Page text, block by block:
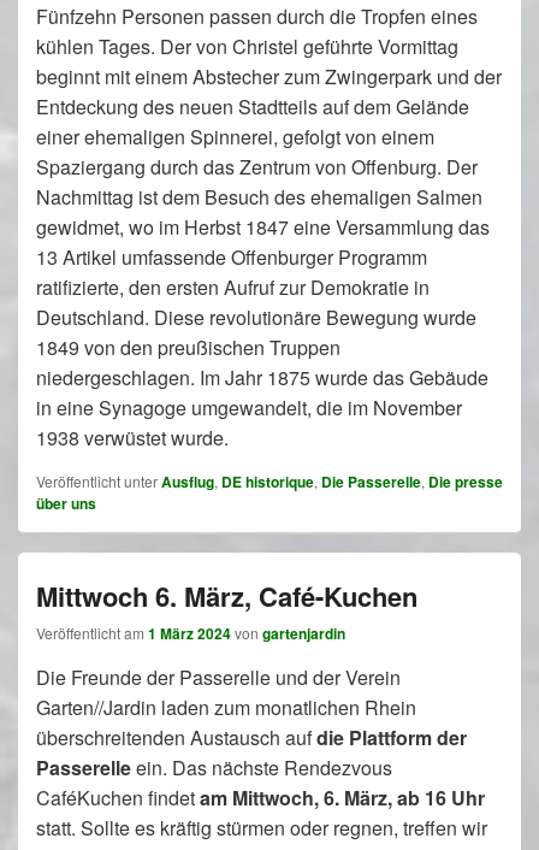
Fünfzehn Personen passen durch die Tropfen eines
kühlen Tages. Der von Christel geführte Vormittag
beginnt mit einem Abstecher zum Zwingerpark und der
Entdeckung des neuen Stadtteils auf dem Gelände
einer ehemaligen Spinnerei, gefolgt von einem
Spaziergang durch das Zentrum von Offenburg. Der
Nachmittag ist dem Besuch des ehemaligen Salmen
gewidmet, wo im Herbst 1847 eine Versammlung das
13 Artikel umfassende Offenburger Programm
ratifizierte, den ersten Aufruf zur Demokratie in
Deutschland. Diese revolutionäre Bewegung wurde
1849 von den preußischen Truppen
niedergeschlagen. Im Jahr 1875 wurde das Gebäude
in eine Synagoge umgewandelt, die im November
1938 verwüstet wurde.
Veröffentlicht unterAusflug, DE historique, Die Passerelle, Die presse
über uns
Mittwoch 6. März, Café-Kuchen
Veröffentlicht am 1 März 2024von gartenjardin
Die Freunde der Passerelle und der Verein
Garten//Jardin laden zum monatlichen Rhein
überschreitenden Austausch aufdie Plattform der
Passerelleein. Das nächste Rendezvous
CaféKuchen findetam Mittwoch, 6. März, ab 16 Uhr
statt. Sollte es kräftig stürmen oder regnen, treffen wir